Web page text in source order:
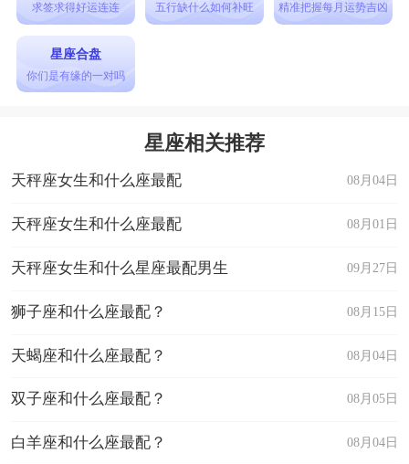
求签求得好运连连 五行缺什么如何补旺 精准把握每月运势吉凶
星座合盘
你们是有缘的一对吗
星座相关推荐
08月04日
天秤座女生和什么座最配
08月01日
天秤座女生和什么座最配
09月27日
天秤座女生和什么星座最配男生
08月15日
狮子座和什么座最配？
08月04日
天蝎座和什么座最配？
08月05日
双子座和什么座最配？
08月04日
白羊座和什么座最配？